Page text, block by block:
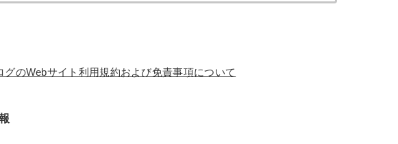
グのWebサイト利用規約および免責事項について